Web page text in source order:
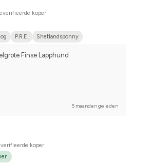
koper
P.R.E.
Shetlandsponny
Finse Lapphund
5 maanden geleden
koper